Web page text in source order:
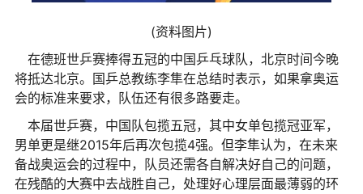
(资料图片)
在德班世乒赛捧得五冠的中国乒乓球队，北京时间今晚
将抵达北京。国乒总教练李隼在总结时表示，如果拿奥运
会的标准来要求，队伍还有很多路要走。
本届世乒赛，中国队包揽五冠，其中女单包揽冠亚军，
男单更是继2015年后再次包揽4强。但李隼认为，在未来
备战奥运会的过程中，队员还需各自解决好自己的问题，
在残酷的大赛中去战胜自己，处理好心理层面最薄弱的环